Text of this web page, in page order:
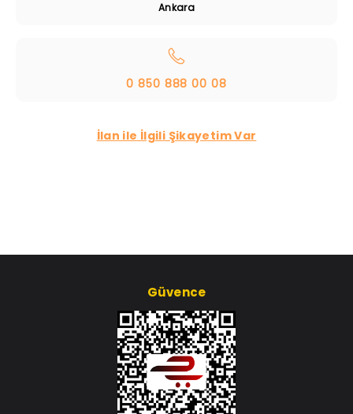
Ankara
0 850 888 00 08
İlan ile İlgili Şikayetim Var
Güvence